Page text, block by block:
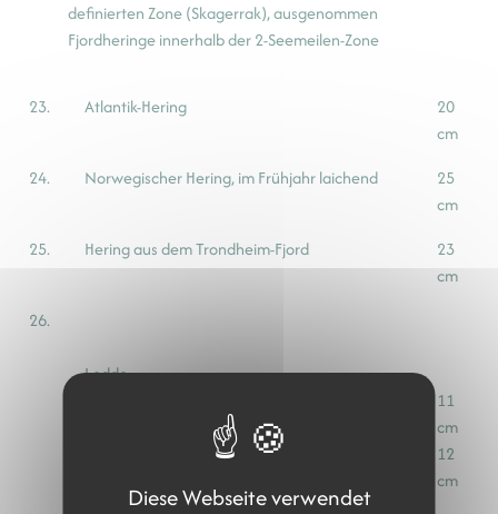
definierten Zone (Skagerrak), ausgenommen
Fjordheringe innerhalb der 2-Seemeilen-Zone
23. Atlantik-Hering
20
cm
24.
Norwegischer Hering, im Frühjahr laichend
25
cm
25.
Hering aus dem Trondheim-Fjord
23
cm
26.
Lodde
b) In der Fischereizone von Jan Mayen (L-W:
11
cm
12
cm
Diese Webseite verwendet